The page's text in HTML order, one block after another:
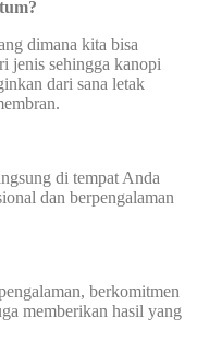
dimana kita bisa
jenis sehingga kanopi
dari sana letak
di tempat Anda
dan berpengalaman
berkomitmen
memberikan hasil yang